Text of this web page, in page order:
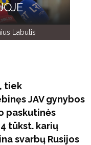
Labutis
tiek
JAV gynybos
paskutinės
tūkst. karių
svarbų Rusijos